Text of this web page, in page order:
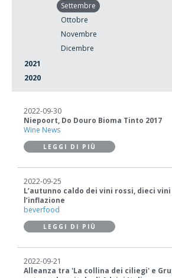
Settembre
Ottobre
Novembre
Dicembre
2021
2020
2022-09-30
Niepoort, Do Douro Bioma Tinto 2017
Wine News
LEGGI DI PIÙ
2022-09-25
L’autunno caldo dei vini rossi, dieci
l’inflazione
beverfood
LEGGI DI PIÙ
2022-09-21
Alleanza tra 'La collina dei ciliegi' e